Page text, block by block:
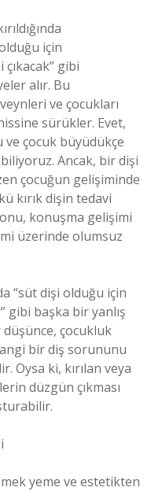
için
gibi
alır. Bu
ve çocukları
sürükler. Evet,
çocuk büyüdükçe
biliyoruz. Ancak, bir dişi
çocuğun gelişiminde
kırık dişin tedavi
konuşma gelişimi
üzerinde olumsuz
“süt dişi olduğu için
gibi başka bir yanlış
düşünce, çocukluk
bir diş sorununu
Oysa ki, kırılan veya
düzgün çıkması
yeme ve estetikten